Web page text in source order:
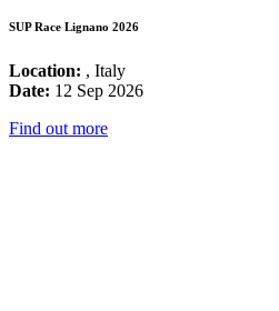
SUP Race Lignano 2026
Location: , Italy
Date: 12 Sep 2026
Find out more